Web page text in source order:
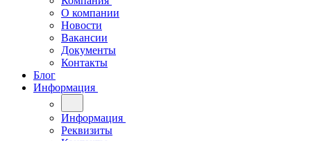
О компании
Новости
Вакансии
Документы
Контакты
Блог
Информация
Информация
Реквизиты